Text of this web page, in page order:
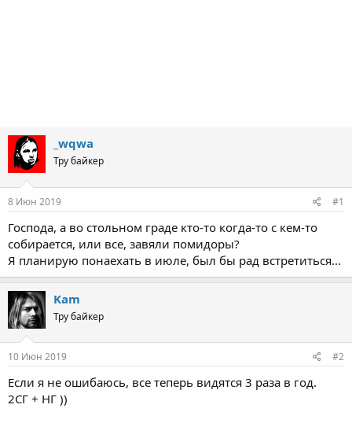
_wqwa
Тру байкер
8 Июн 2019 #1
Господа, а во стольном граде кто-то когда-то с кем-то
собирается, или все, завяли помидоры?
Я планирую понаехать в июле, был бы рад встретиться...
Kam
Тру байкер
10 Июн 2019 #2
Если я не ошибаюсь, все теперь видятся 3 раза в год.
2СГ + НГ ))